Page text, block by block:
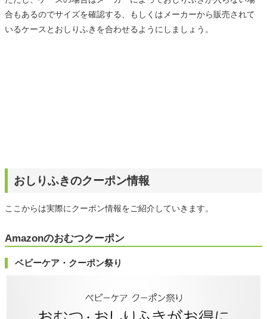
合もあるのでサイズを確認する、もしくはメーカーから販売されて
いるケースとおしりふきを合わせるようにしましょう。
おしりふきのクーポン情報
ここからは実際にクーポン情報をご紹介していきます。
Amazonのおむつクーポン
ベビーケア・クーポン祭り